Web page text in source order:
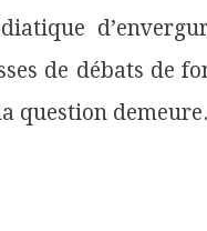
de débats de
question demeure.